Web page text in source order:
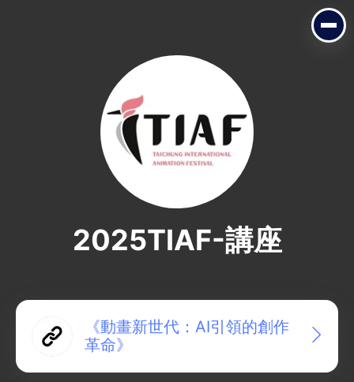
2025TIAF-講座
2025TIAF-講座
《動畫新世代：AI引領的創作
革命》